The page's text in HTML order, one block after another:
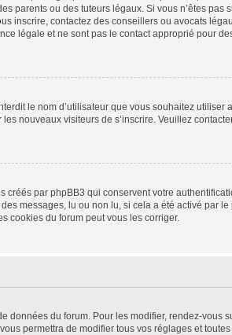
parents ou des tuteurs légaux. Si vous n’êtes pas
inscrire, contactez des conseillers ou avocats
légale et ne sont pas le contact approprié pour
le nom d’utilisateur que vous souhaitez utiliser
nouveaux visiteurs de s’inscrire. Veuillez
créés par phpBB3 qui conservent votre
messages, lu ou non lu, si cela a été activé par
cookies du forum peut vous les corriger.
données du forum. Pour les modifier, rendez-vous
permettra de modifier tous vos réglages et toutes